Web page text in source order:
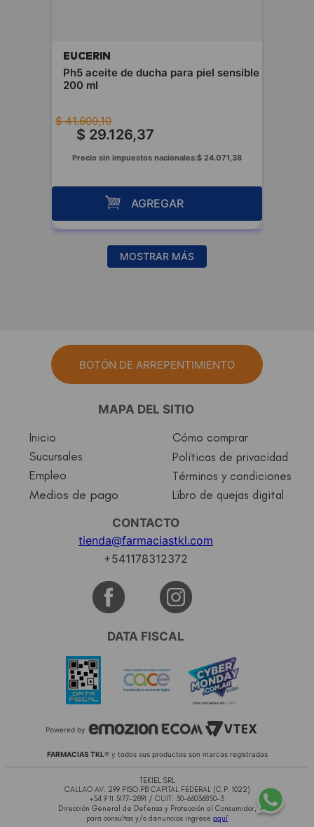
EUCERIN
Ph5 aceite de ducha para piel sensible
200 ml
$ 41.609,10
$ 29.126,37
Precio sin impuestos nacionales:$ 24.071,38
AGREGAR
MOSTRAR MÁS
BOTÓN DE ARREPENTIMIENTO
MAPA DEL SITIO
Inicio
Sucursales
Empleo
Medios de pago
Cómo comprar
Políticas de privacidad
Términos y condiciones
Libro de quejas digital
CONTACTO
tienda@farmaciastkl.com
+541178312372
DATA FISCAL
Powered by
FARMACIAS TKL® y todos sus productos son marcas registradas
TEKIEL SRL
CALLAO AV. 299 PISO:PB CAPITAL FEDERAL (C.P. 1022)
+54 9 11 5177-2891 / CUIT: 30-66036850-3
Dirección General de Defensa y Protección al Consumidor,
para consultas y/o denuncias ingrese aquí